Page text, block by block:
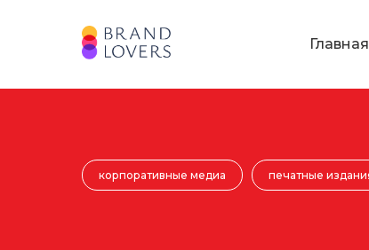
Главная
корпоративные медиа печатные